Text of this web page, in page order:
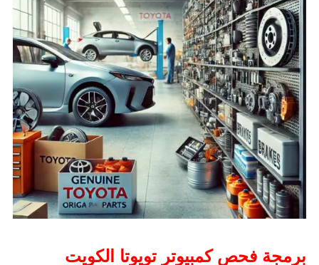
برمجة فحص كمبيوتر تويوتا الكويت